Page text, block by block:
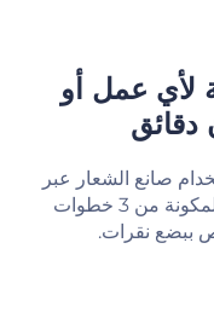
أو
الشعار عبر
الإنترنت. اتبع هذه العملية البسيطة المكونة من 3 خطوات